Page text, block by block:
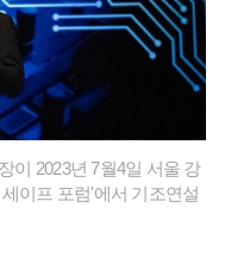
이 2023년 7월4일 서울 강
이프 포럼'에서 기조연설